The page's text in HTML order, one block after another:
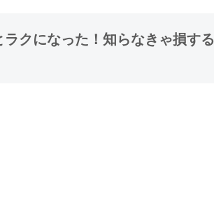
クになった！知らなきゃ損する